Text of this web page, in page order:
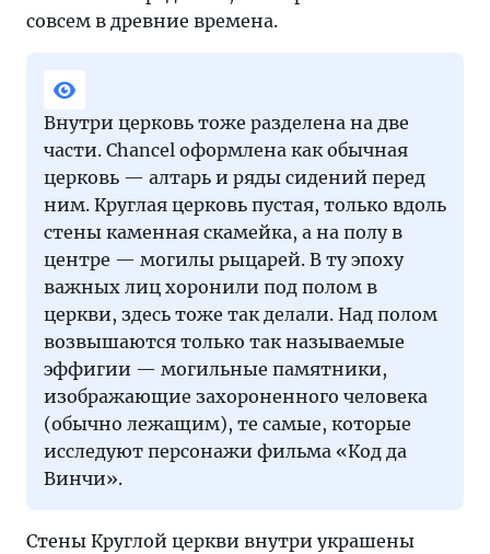
совсем в древние времена.
Внутри церковь тоже разделена на две
части. Chancel оформлена как обычная
церковь — алтарь и ряды сидений перед
ним. Круглая церковь пустая, только вдоль
стены каменная скамейка, а на полу в
центре — могилы рыцарей. В ту эпоху
важных лиц хоронили под полом в
церкви, здесь тоже так делали. Над полом
возвышаются только так называемые
эффигии — могильные памятники,
изображающие захороненного человека
(обычно лежащим), те самые, которые
исследуют персонажи фильма «Код да
Винчи».
Стены Круглой церкви внутри украшены